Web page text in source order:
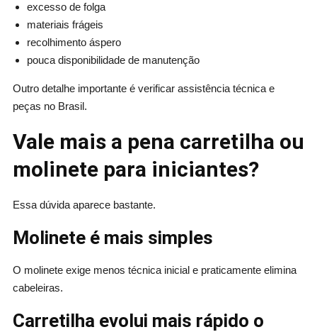
excesso de folga
materiais frágeis
recolhimento áspero
pouca disponibilidade de manutenção
Outro detalhe importante é verificar assistência técnica e
peças no Brasil.
Vale mais a pena carretilha ou
molinete para iniciantes?
Essa dúvida aparece bastante.
Molinete é mais simples
O molinete exige menos técnica inicial e praticamente elimina
cabeleiras.
Carretilha evolui mais rápido o